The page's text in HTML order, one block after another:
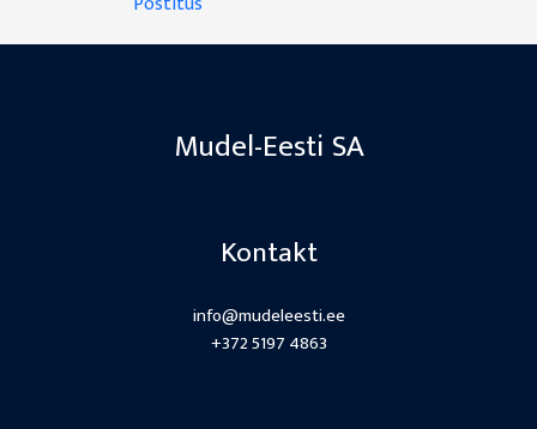
Mudel-Eesti SA
Kontakt
info@mudeleesti.ee
+372 5197 4863